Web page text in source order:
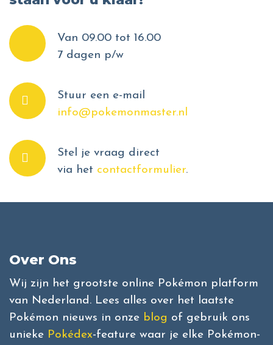
Van 09.00 tot 16.00
7 dagen p/w
Stuur een e-mail
info@pokemonmaster.nl
Stel je vraag direct
via het contactformulier.
Over Ons
Wij zijn het grootste online Pokémon platform
van Nederland. Lees alles over het laatste
Pokémon nieuws in onze blog of gebruik ons
unieke Pokédex-feature waar je elke Pokémon-